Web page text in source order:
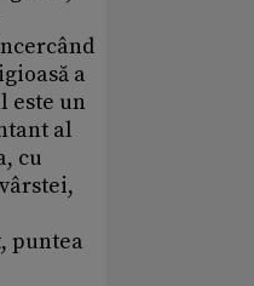
a
este un
al
cu
puntea